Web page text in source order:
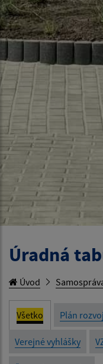
Úradná
Úvod
Všetko Plán
Verejné vyhlášky